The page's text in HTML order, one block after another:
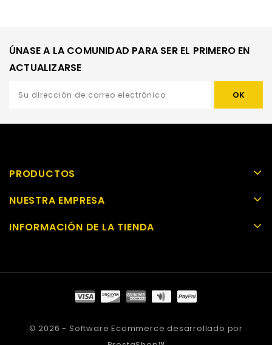
ÚNASE A LA COMUNIDAD PARA SER EL PRIMERO EN
ACTUALIZARSE
PRODUCTOS
NUESTRA EMPRESA
INFORMACIÓN DE LA TIENDA
© 2026 - Software Ecommerce desarrollado por